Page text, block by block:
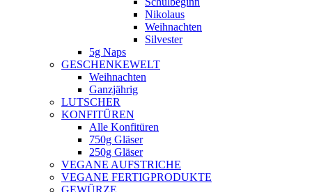
Nikolaus
Weihnachten
Silvester
5g Naps
GESCHENKEWELT
Weihnachten
Ganzjährig
LUTSCHER
KONFITÜREN
Alle Konfitüren
750g Gläser
250g Gläser
VEGANE AUFSTRICHE
VEGANE FERTIGPRODUKTE
GEWÜRZE